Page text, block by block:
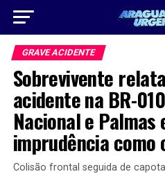
GRAVE ACIDENTE
Sobrevivente
acidente na BR-
Nacional e Palmas
imprudência como
Colisão frontal seguida de